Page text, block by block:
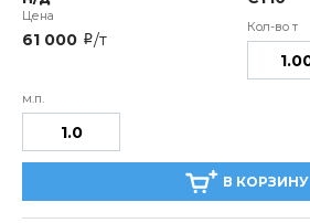
61 000 i/т
В КОРЗИНУ